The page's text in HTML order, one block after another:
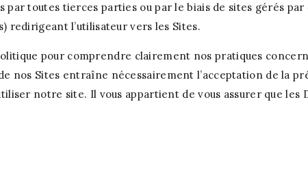
par toutes tierces parties ou par le biais de sites gérés
redirigeant l’utilisateur vers les Sites.
pour comprendre clairement nos pratiques
nos Sites entraîne nécessairement l’acceptation de la
notre site. Il vous appartient de vous assurer que